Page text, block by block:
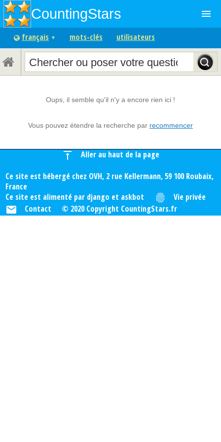
CountingStars menu
français ▼ mots-clés utilisateurs
Oups, il semble qu'il n'y a encore rien ici !
Vous pouvez étendre la recherche par recommencer
vertical_align_top
Aller au haut de la page
Ce site est hébergé chez OVH, 2 rue Kellermann, 59 100 Roubaix,
France
Ce site est alimenté par django et askbot
fingerprint Vie privée
email Contact © 2020 Copyright CountingStars.fr